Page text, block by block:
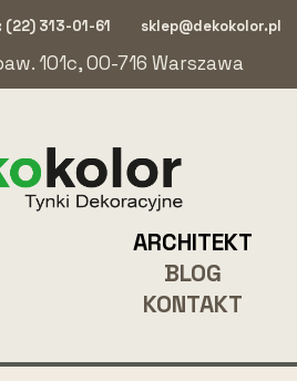
KONTAKT
BLOG
ARCHITEKT
101c, 00-716 Warszawa
sklep@dekokolor.pl
313-01-61